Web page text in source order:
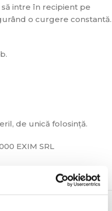
intre în recipient pe
o curgere constantă.
de unică folosință.
EXIM SRL
25 buc/set